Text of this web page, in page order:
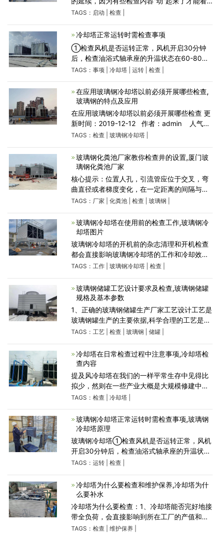
出是否有问题，冷却塔启动时应检查那些地方
机，看其叶片是
TAGS： 启动 检查
冷却塔正常运转时需检查事项
①检查风机是否运转正常，风机开启30分钟
后，检查油浴式轴承座的升温状态在60-80℃
为正常运转； ②检查风车有无异常磨擦声，
正常运转，是否漏水；喷头喷水
TAGS： 事项 冷却塔| 运转| 检查
在应用玻璃钢冷却塔以前必须开展哪些检查,
玻璃钢的特点及应用
在应用玻璃钢冷却塔以前必须开展哪些检查 更
新时间：2019-12-12 作者：admin 人气：
309 在应用玻璃钢冷却塔以前必须开展哪些检
害玻璃钢
TAGS： 检查 玻璃钢冷却塔|
玻璃钢化粪池厂家教你检查井的设置,厦门玻
璃钢化粪池厂家
核心提示：位置人孔，引流管应位于交叉，弯
曲直径或者梯度变化，在一定距离的间隔与直
管段中的水滴。玻璃钢管道一种轻质、高强、
玻璃纤维按工艺要求
TAGS： 厂家 化粪池| 检查 玻璃钢
玻璃钢冷却塔在使用前的检查工作,玻璃钢冷
却塔图片
玻璃钢冷却塔的开机前的杂志清理和开机检查
都会直接影响玻璃钢冷却塔的工作和冷却效
率。在运行使用之前需要做哪些检查呢？且听
生产或制冷工
TAGS： 工作| 玻璃钢冷却塔| 检查
玻璃钢储罐工艺设计要求及检查,玻璃钢储罐
规格及基本参数
1、正确的玻璃钢储罐生产厂家工艺设计工艺是
玻璃钢罐生产的主要依据,科学合理的工艺是生
产优质产品的决定因素,是客观规律的反映,也是
的工艺
TAGS： 工艺| 检查 玻璃钢 储罐|
冷却塔在日常检查过程中注意事项,冷却塔检
查内容
提及风冷却塔在我们的一样平常生存中见得比
拟少，然则在一些产业大概是大规模修建中照
旧有着十分紧张的使用的，冷却塔在一样平常
什么需求留意的呢，上
TAGS： 检查 冷却塔|
玻璃钢冷却塔正常运转时需检查事项,玻璃钢
冷却塔原理
玻璃钢冷却塔①检查风机是否运转正常，风机
开启30分钟后，检查油浴式轴承座的升温状态
在60-80℃为正常运转；②检查风车有无异常
环泵是否正常运转，是否
TAGS： 运转| 检查
冷却塔为什么要检查和维护保养,冷却塔为什
么要补水
冷却塔为什么要检查：1、冷却塔能否完好地接
带全负荷，会直接影响到所在工厂的产值和生
产安全。对火力发电厂的冷却塔夏季能否完好
TAGS： 检查 维护保养|